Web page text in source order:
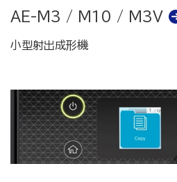
AE-M3 / M10 / M3V
小型射出成形機